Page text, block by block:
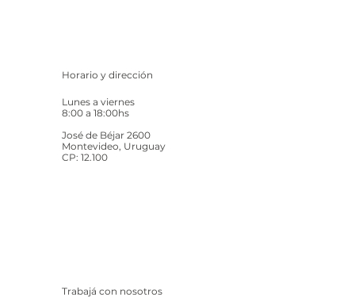
Horario y dirección
Lunes a viernes
8:00 a 18:00hs
José de Béjar 2600
Montevideo, Uruguay
CP: 12.100
Trabajá con nosotros